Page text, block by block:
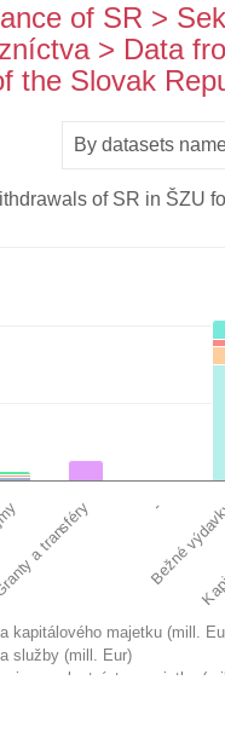
of SR >
> Data
the Slovak
of SR in ŠZU
series.
displaying categories.
displaying mill. Eur.
kapitálového majetku (mill.
služby (mill. Eur)
a z vlastníctva majetku
a iné poplatky a platby
a transféry -Bežné